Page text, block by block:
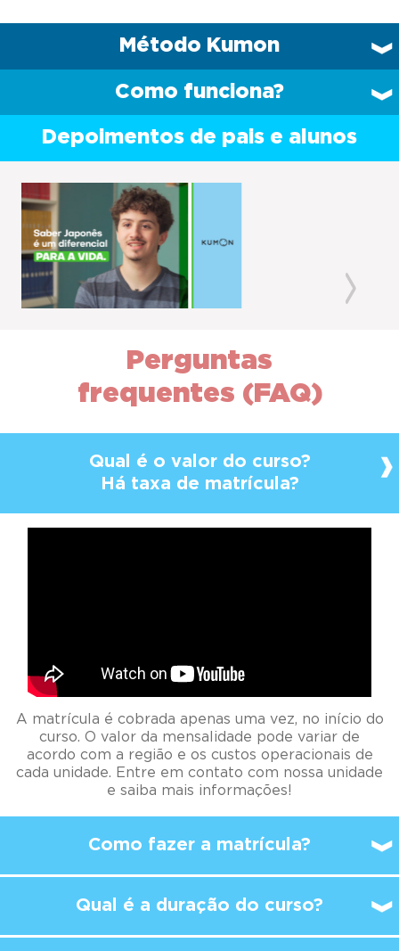
Método Kumon
Como funciona?
Depoimentos de pais e alunos
Previous
Perguntas
frequentes (FAQ)
Qual é o valor do curso?
Há taxa de matrícula?
A matrícula é cobrada apenas uma vez, no início do
curso. O valor da mensalidade pode variar de
acordo com a região e os custos operacionais de
cada unidade. Entre em contato com nossa unidade
e saiba mais informações!
Como fazer a matrícula?
Qual é a duração do curso?